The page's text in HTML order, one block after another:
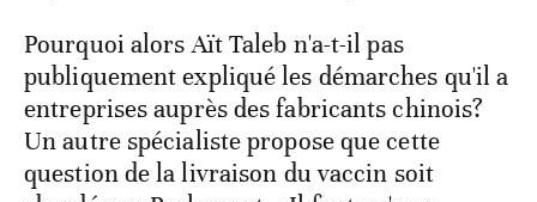
Pourquoi alors Aït Taleb n'a-t-il pas
publiquement expliqué les démarches qu'il a
entreprises auprès des fabricants chinois?
Un autre spécialiste propose que cette
question de la livraison du vaccin soit